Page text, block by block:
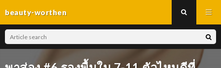
beauty-worthen